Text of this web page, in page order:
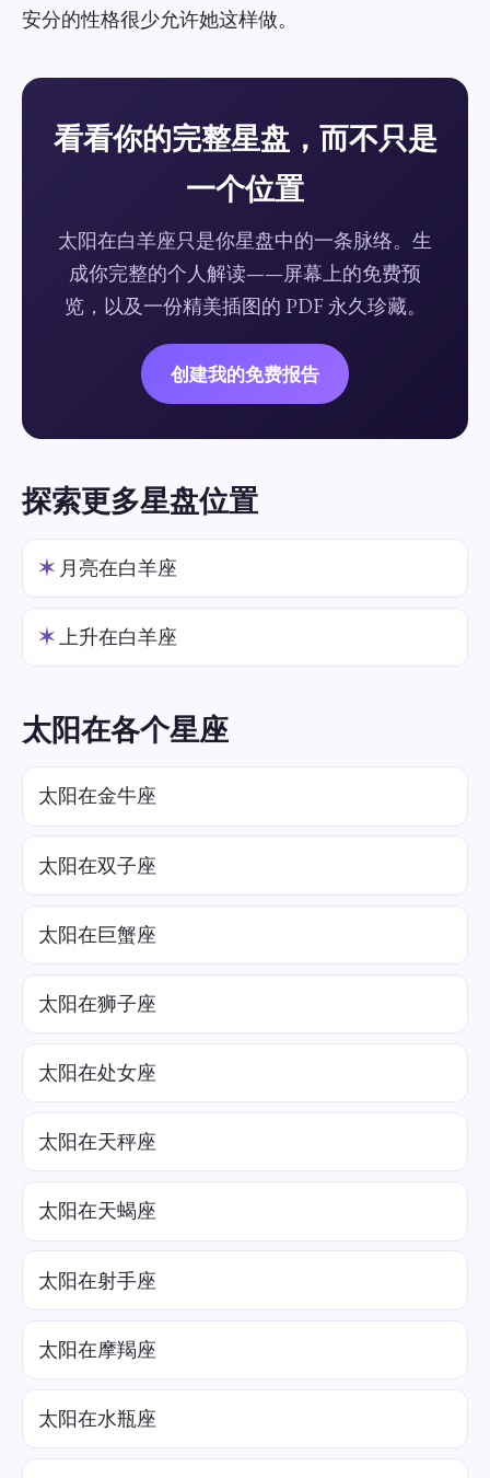
安分的性格很少允许她这样做。
看看你的完整星盘，而不只是
一个位置
太阳在白羊座只是你星盘中的一条脉络。生
成你完整的个人解读——屏幕上的免费预
览，以及一份精美插图的 PDF 永久珍藏。
创建我的免费报告
探索更多星盘位置
✶ 月亮在白羊座
✶上升在白羊座
太阳在各个星座
太阳在金牛座
太阳在双子座
太阳在巨蟹座
太阳在狮子座
太阳在处女座
太阳在天秤座
太阳在天蝎座
太阳在射手座
太阳在摩羯座
太阳在水瓶座